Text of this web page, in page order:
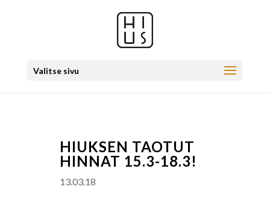
Valitse sivu
HIUKSEN TAOTUT
HINNAT 15.3-18.3!
13.03.18